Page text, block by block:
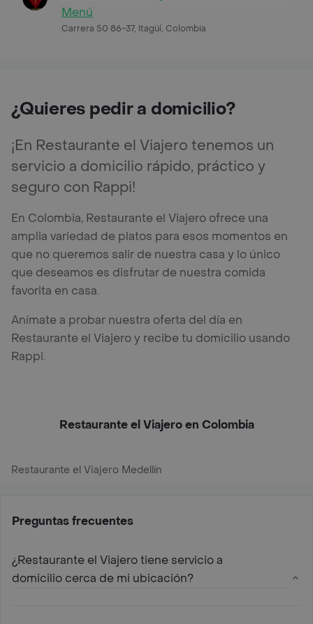
Menú
Carrera 50 86-37, Itagüí, Colombia
¿Quieres pedir a domicilio?
¡En Restaurante el Viajero tenemos un
servicio a domicilio rápido, práctico y
seguro con Rappi!
En Colombia, Restaurante el Viajero ofrece una
amplia variedad de platos para esos momentos en
que no queremos salir de nuestra casa y lo único
que deseamos es disfrutar de nuestra comida
favorita en casa.
Anímate a probar nuestra oferta del día en
Restaurante el Viajero y recibe tu domicilio usando
Rappi.
Restaurante el Viajero en Colombia
Restaurante el Viajero Medellín
Preguntas frecuentes
¿Restaurante el Viajero tiene servicio a
domicilio cerca de mi ubicación?